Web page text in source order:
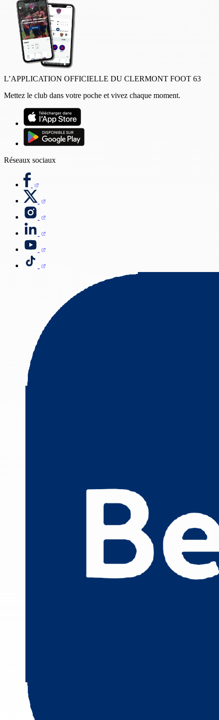
L’APPLICATION OFFICIELLE DU CLERMONT FOOT 63
Mettez le club dans votre poche et vivez chaque moment.
Réseaux sociaux